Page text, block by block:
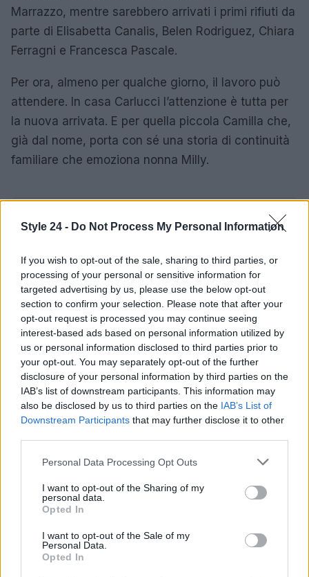
Style 24 - Do Not Process My Personal Information
If you wish to opt-out of the sale, sharing to third parties, or
processing of your personal or sensitive information for
targeted advertising by us, please use the below opt-out
section to confirm your selection. Please note that after your
opt-out request is processed you may continue seeing
interest-based ads based on personal information utilized by
us or personal information disclosed to third parties prior to
your opt-out. You may separately opt-out of the further
disclosure of your personal information by third parties on the
IAB’s list of downstream participants. This information may
also be disclosed by us to third parties on the IAB’s List of
Downstream Participants that may further disclose it to other
Please note that this website/app uses one or more Google
not limited to your visit or usage behaviour. You may click to
grant or deny consent to Google and its third-party tags to
use your data for below specified purposes in below Google
consent section.
Personal Data Processing Opt Outs
I want to opt-out of the Sharing of my
personal data.
Opted In
I want to opt-out of the Sale of my
Personal Data.
Opted In
Marrazzo, mentre sarebbero arrivati i primi rifiuti da
parte di Elisabetta Canalis, Belen Rodriguez, Chiara
Ferragni e Francesca Pascale.
Per ora, almeno per qualche giorno, il lavoro può
attendere. In casa Carlucci l’attenzione è tutta per
la nuova arrivata. E per quella piccola Camilla che,
già dal nome, porta con sé una storia di continuità
familiare che emoziona nonna Milly.
Cristian Castiglioni
blogger dopo aver postato una guida sui
bacari e ricevuto centinaia di messaggi: quella
reazione spinse la sua trasformazione in
redattore. Cura contenuti amichevoli e porta in
redazione appunti fotografici di vaporetto e
cicchetti.